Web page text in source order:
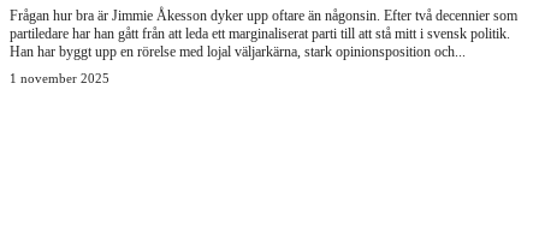
Frågan hur bra är Jimmie Åkesson dyker upp oftare än någonsin. Efter två decennier som
partiledare har han gått från att leda ett marginaliserat parti till att stå mitt i svensk politik.
Han har byggt upp en rörelse med lojal väljarkärna, stark opinionsposition och...
1 november 2025